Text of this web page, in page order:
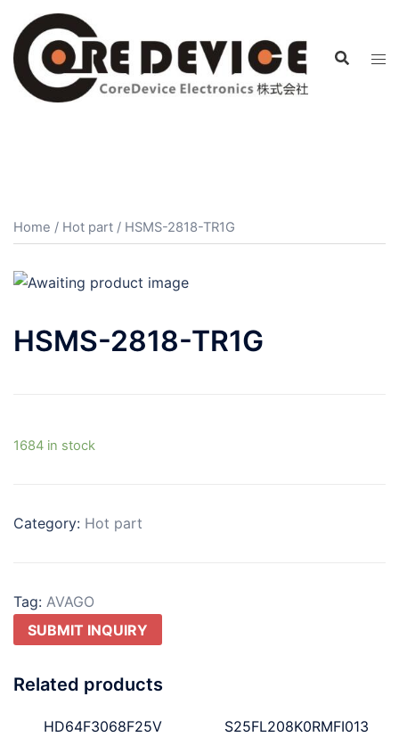
Home / Hot part / HSMS-2818-TR1G
HSMS-2818-TR1G
1684 in stock
Category: Hot part
Tag: AVAGO
SUBMIT INQUIRY
Related products
HD64F3068F25V S25FL208K0RMFI013